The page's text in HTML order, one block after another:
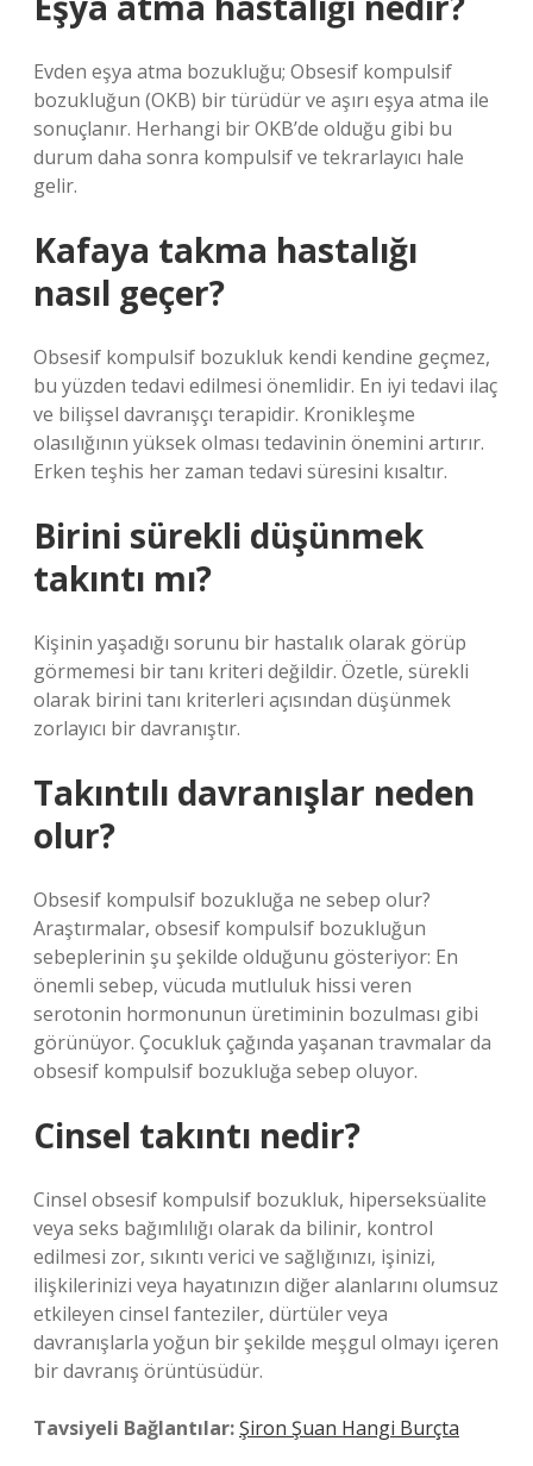
Evden eşya atma bozukluğu; Obsesif kompulsif
bozukluğun (OKB) bir türüdür ve aşırı eşya atma ile
sonuçlanır. Herhangi bir OKB’de olduğu gibi bu
durum daha sonra kompulsif ve tekrarlayıcı hale
gelir.
Kafaya takma hastalığı
nasıl geçer?
Obsesif kompulsif bozukluk kendi kendine geçmez,
bu yüzden tedavi edilmesi önemlidir. En iyi tedavi ilaç
ve bilişsel davranışçı terapidir. Kronikleşme
olasılığının yüksek olması tedavinin önemini artırır.
Erken teşhis her zaman tedavi süresini kısaltır.
Birini sürekli düşünmek
takıntı mı?
Kişinin yaşadığı sorunu bir hastalık olarak görüp
görmemesi bir tanı kriteri değildir. Özetle, sürekli
olarak birini tanı kriterleri açısından düşünmek
zorlayıcı bir davranıştır.
Takıntılı davranışlar neden
olur?
Obsesif kompulsif bozukluğa ne sebep olur?
Araştırmalar, obsesif kompulsif bozukluğun
sebeplerinin şu şekilde olduğunu gösteriyor: En
önemli sebep, vücuda mutluluk hissi veren
serotonin hormonunun üretiminin bozulması gibi
görünüyor. Çocukluk çağında yaşanan travmalar da
obsesif kompulsif bozukluğa sebep oluyor.
Cinsel takıntı nedir?
Cinsel obsesif kompulsif bozukluk, hiperseksüalite
veya seks bağımlılığı olarak da bilinir, kontrol
edilmesi zor, sıkıntı verici ve sağlığınızı, işinizi,
ilişkilerinizi veya hayatınızın diğer alanlarını olumsuz
etkileyen cinsel fanteziler, dürtüler veya
davranışlarla yoğun bir şekilde meşgul olmayı içeren
bir davranış örüntüsüdür.
Tavsiyeli Bağlantılar: Şiron Şuan Hangi Burçta